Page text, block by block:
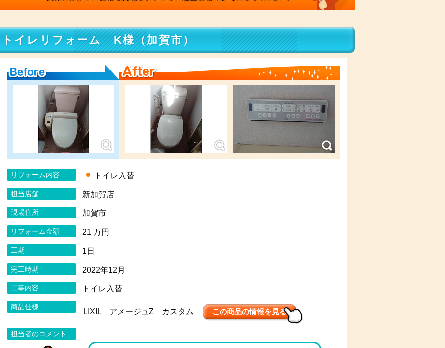
トイレリフォーム K様（加賀市）
リフォーム内容 トイレ入替
担当店舗 新加賀店
現場住所 加賀市
リフォーム金額 21 万円
工期 1日
完工時期 2022年12月
工事内容 トイレ入替
商品仕様
LIXIL アメージュZ カスタム この商品の情報を見る
担当者のコメント